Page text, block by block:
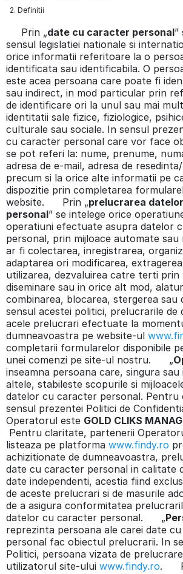
2. Definitii
Prin „date cu caracter personal”
sensul legislatiei nationale si
orice informatii referitoare la o
identificata sau identificabila. O
este acea persoana care poate fi
sau indirect, in mod particular prin
de identificare ori la unul sau mai
identitatii sale fizice, fiziologice,
culturale sau sociale. In sensul
cu caracter personal care vor face
se pot referi la: nume, prenume,
adresa de e-mail, adresa de
precum si la orice alte informatii pe
dispozitie prin completarea
website. Prin „prelucrarea
personal” se intelege orice
operatiuni efectuate asupra datelor
personal, prin mijloace automate
ar fi colectarea, inregistrarea,
adaptarea ori modificarea,
utilizarea, dezvaluirea catre terti prin
diseminare sau in orice alt mod,
combinarea, blocarea, stergerea
sensul acestei politici, prelucrarile de
acele prelucrari efectuate la
dumneavoastra pe website-ul
completarii formularelor disponibile
unei comenzi pe site-ul nostru. „
inseamna persoana care, singura
altele, stabileste scopurile si
datelor cu caracter personal. Pentru
sensul prezentei Politici de
Operatorul este GOLD CLIKS
Pentru claritate, partenerii
listeaza pe platforma www.findy.ro
achizitionate de dumneavoastra,
date cu caracter personal in calitate
date independenti, acestia fiind
de aceste prelucrari si de masurile
de a asigura conformitatea
datelor cu caracter personal. „
reprezinta persoana ale carei date
personal fac obiectul prelucrarii. In
Politici, persoana vizata de
utilizatorul site-ului www.findy.ro.